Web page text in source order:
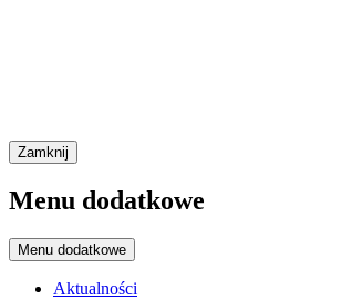
Zamknij
Menu dodatkowe
Menu dodatkowe
Aktualności